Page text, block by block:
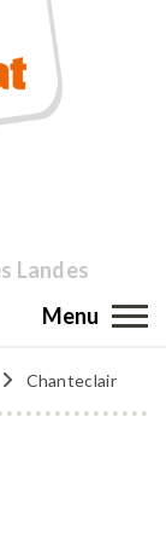
Landes
Menu
Chanteclair